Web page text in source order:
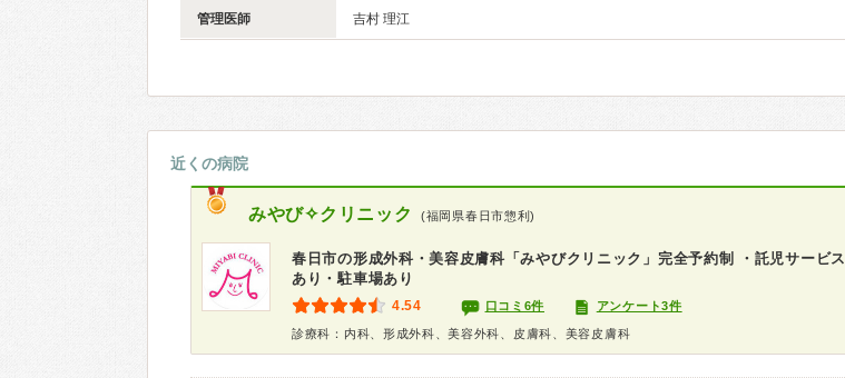
管理医師 吉村 理江
近くの病院
みやび✧クリニック (福岡県春日市惣利)
春日市の形成外科・美容皮膚科「みやびクリニック」完全予約制 ・託児サービス
あり・駐車場あり
4.54 口コミ6件 アンケート3件
診療科：内科、形成外科、美容外科、皮膚科、美容皮膚科